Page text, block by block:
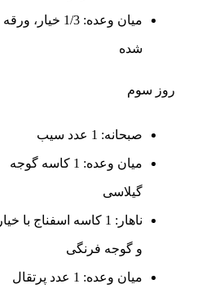
میان وعده: 1/3 خیار، ورقه
شده
روز سوم
صبحانه: 1 عدد سیب
میان وعده: 1 کاسه گوجه
گیلاسی
ناهار: 1 کاسه اسفناج با خیار
و گوجه فرنگی
میان وعده: 1 عدد پرتقال